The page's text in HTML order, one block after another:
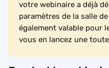
votre webinaire a déjà
paramètres de la salle
également valable pour
vous en lancez une